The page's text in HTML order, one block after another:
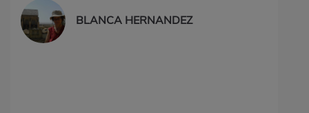
BLANCA HERNANDEZ